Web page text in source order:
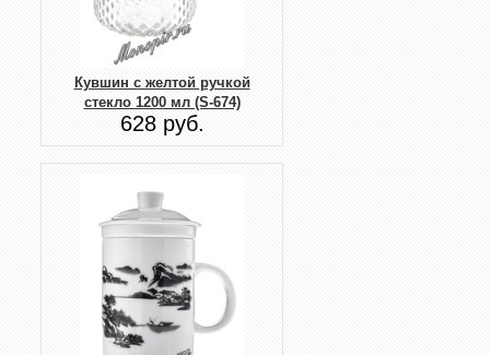
Кувшин с желтой ручкой
стекло 1200 мл (S-674)
628 руб.